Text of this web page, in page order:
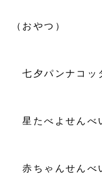
（おやつ）
七夕パンナコッ
星たべよせんべ
赤ちゃんせんべ